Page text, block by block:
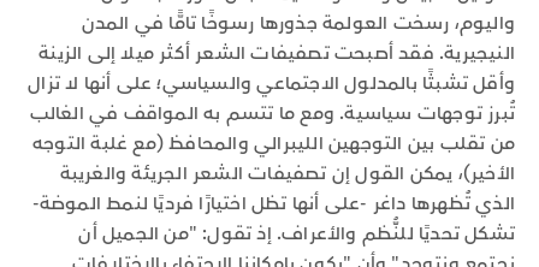
واليوم، رسخت العولمة جذورها رسوخًا تامًّا في المدن
النيجيرية. فقد أصبحت تصفيفات الشعر أكثر ميلا إلى الزينة
وأقل تشبثًا بالمدلول الاجتماعي والسياسي؛ على أنها لا تزال
تُبرز توجهات سياسية. ومع ما تتسم به المواقف في الغالب
من تقلب بين التوجهين الليبرالي والمحافظ (مع غلبة التوجه
الأخير)، يمكن القول إن تصفيفات الشعر الجريئة والغريبة
الذي تُظهرها داغر -على أنها تظل اختيارًا فرديًا لنمط الموضة-
تشكل تحديًا للنُّظم والأعراف. إذ تقول: "من الجميل أن